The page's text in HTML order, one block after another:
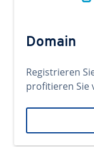
Domain
Registrieren
profitieren Sie